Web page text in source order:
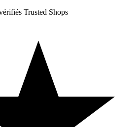
Trusted Shops